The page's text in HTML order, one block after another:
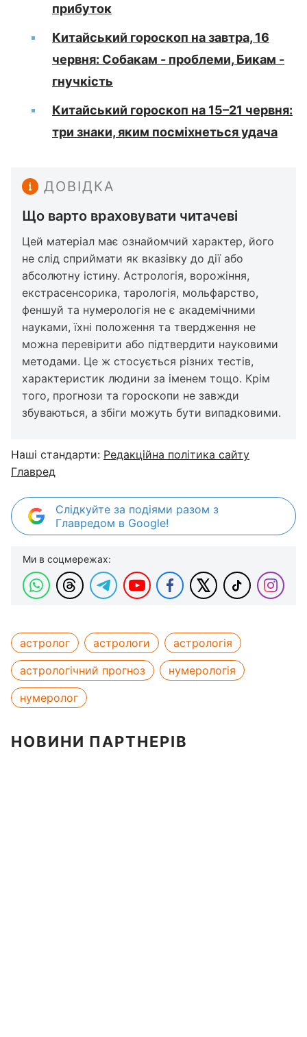
прибуток
Китайський гороскоп на завтра, 16
червня: Собакам - проблеми, Бикам -
гнучкість
Китайський гороскоп на 15–21 червня:
три знаки, яким посміхнеться удача
ДОВІДКА
Що варто враховувати читачеві
Цей матеріал має ознайомчий характер, його
не слід сприймати як вказівку до дії або
абсолютну істину. Астрологія, ворожіння,
екстрасенсорика, тарологія, мольфарство,
феншуй та нумерологія не є академічними
науками, їхні положення та твердження не
можна перевірити або підтвердити науковими
методами. Це ж стосується різних тестів,
характеристик людини за іменем тощо. Крім
того, прогнози та гороскопи не завжди
збуваються, а збіги можуть бути випадковими.
Наші стандарти: Редакційна політика сайту
Главред
Слідкуйте за подіями разом з
Главредом в Google!
Ми в соцмережах:
астролог астрологи
астрологія
астрологічний прогноз
нумерологія
нумеролог
НОВИНИ ПАРТНЕРІВ